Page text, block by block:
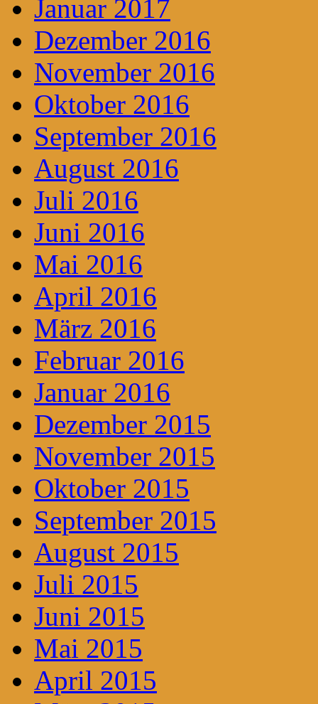
Januar 2017
Dezember 2016
November 2016
Oktober 2016
September 2016
August 2016
Juli 2016
Juni 2016
Mai 2016
April 2016
März 2016
Februar 2016
Januar 2016
Dezember 2015
November 2015
Oktober 2015
September 2015
August 2015
Juli 2015
Juni 2015
Mai 2015
April 2015